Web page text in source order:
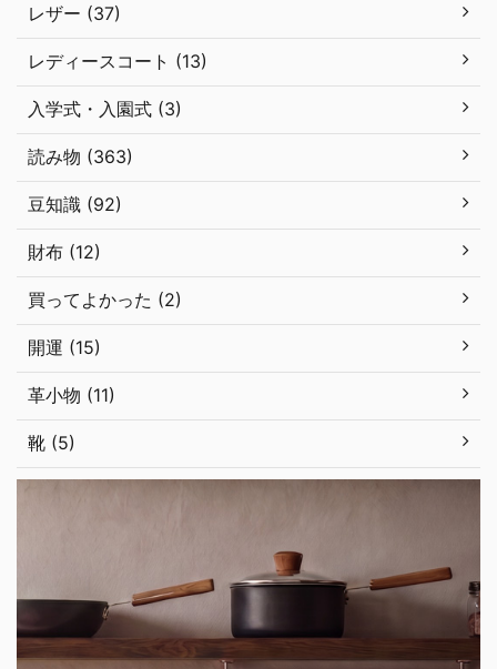
レザー (37)
レディースコート (13)
入学式・入園式 (3)
読み物 (363)
豆知識 (92)
財布 (12)
買ってよかった (2)
開運 (15)
革小物 (11)
靴 (5)